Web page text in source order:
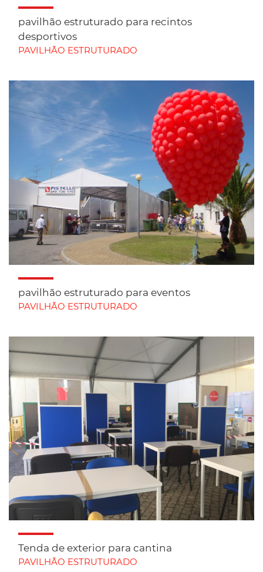
pavilhão estruturado para recintos
desportivos
PAVILHÃO ESTRUTURADO
pavilhão estruturado para eventos
PAVILHÃO ESTRUTURADO
Tenda de exterior para cantina
PAVILHÃO ESTRUTURADO